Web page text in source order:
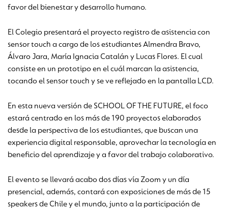
favor del bienestar y desarrollo humano.
El Colegio presentará el proyecto registro de asistencia con
sensor touch a cargo de los estudiantes Almendra Bravo,
Álvaro Jara, María Ignacia Catalán y Lucas Flores. El cual
consiste en un prototipo en el cuál marcan la asistencia,
tocando el sensor touch y se ve reflejado en la pantalla LCD.
En esta nueva versión de SCHOOL OF THE FUTURE, el foco
estará centrado en los más de 190 proyectos elaborados
desde la perspectiva de los estudiantes, que buscan una
experiencia digital responsable, aprovechar la tecnología en
beneficio del aprendizaje y a favor del trabajo colaborativo.
El evento se llevará acabo dos días vía Zoom y un día
presencial, además, contará con exposiciones de más de 15
speakers de Chile y el mundo, junto a la participación de